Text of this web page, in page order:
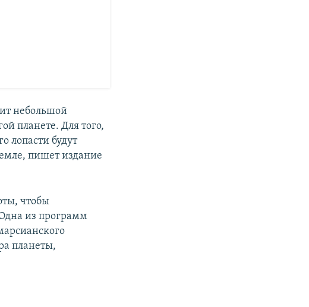
небольшой
планете. Для того,
лопасти будут
пишет издание
чтобы
из программ
планеты,